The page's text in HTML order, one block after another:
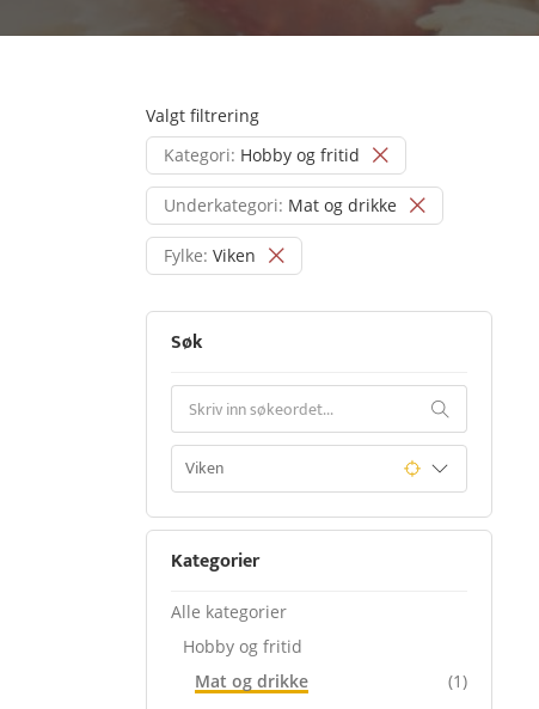
Valgt filtrering
Kategori: Hobby og fritid
Underkategori: Mat og drikke
Fylke: Viken
Søk
Kategorier
Alle kategorier
Hobby og fritid
Mat og drikke
(1)